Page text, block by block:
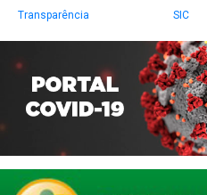
Transparência
SIC